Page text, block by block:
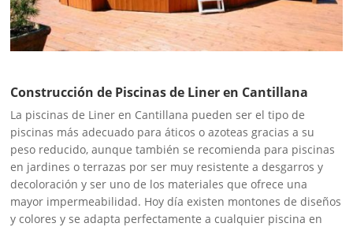
Construcción de Piscinas de Liner en Cantillana
La piscinas de Liner en Cantillana pueden ser el tipo de
piscinas más adecuado para áticos o azoteas gracias a su
peso reducido, aunque también se recomienda para piscinas
en jardines o terrazas por ser muy resistente a desgarros y
decoloración y ser uno de los materiales que ofrece una
mayor impermeabilidad. Hoy día existen montones de diseños
y colores y se adapta perfectamente a cualquier piscina en